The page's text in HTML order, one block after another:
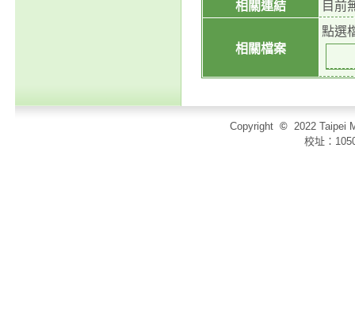
相關連結
目前
相關檔案
點選
Copyright © 2022 Taipei
校址：